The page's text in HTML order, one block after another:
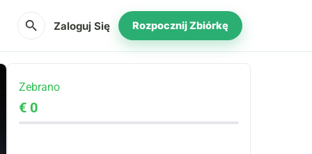
search Zaloguj Się Rozpocznij Zbiórkę
Zebrano
€ 0